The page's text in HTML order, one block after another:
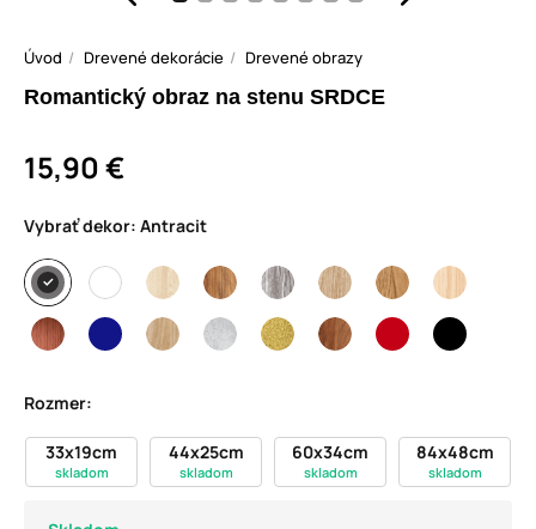
Úvod Drevené dekorácie Drevené obrazy
Romantický obraz na stenu SRDCE
15,90 €
Vybrať dekor: Antracit
Rozmer:
33x19cm
skladom
44x25cm
skladom
60x34cm
skladom
84x48cm
skladom